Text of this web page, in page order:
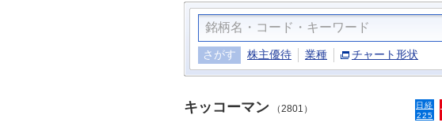
さがす 株主優待 業種 チャート形状
キッコーマン （2801）
日経
225